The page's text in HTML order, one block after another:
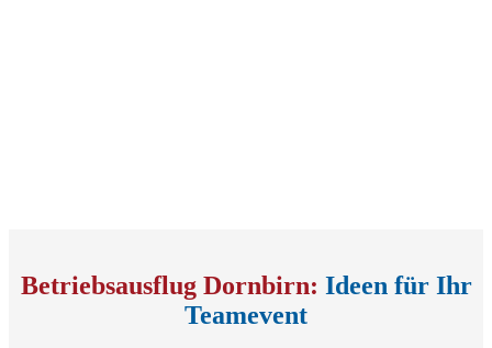
Betriebsausflug Dornbirn: Ideen für Ihr
Teamevent